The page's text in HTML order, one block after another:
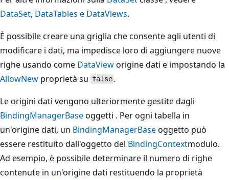
DataSet, DataTables e DataViews.
È possibile creare una griglia che consente agli utenti di
modificare i dati, ma impedisce loro di aggiungere nuove
righe usando come DataVieworigine dati e impostando la
AllowNew proprietà su false .
Le origini dati vengono ulteriormente gestite dagli
BindingManagerBaseoggetti . Per ogni tabella in
un'origine dati, un BindingManagerBaseoggetto può
essere restituito dall'oggetto del BindingContextmodulo.
Ad esempio, è possibile determinare il numero di righe
contenute in un'origine dati restituendo la proprietà